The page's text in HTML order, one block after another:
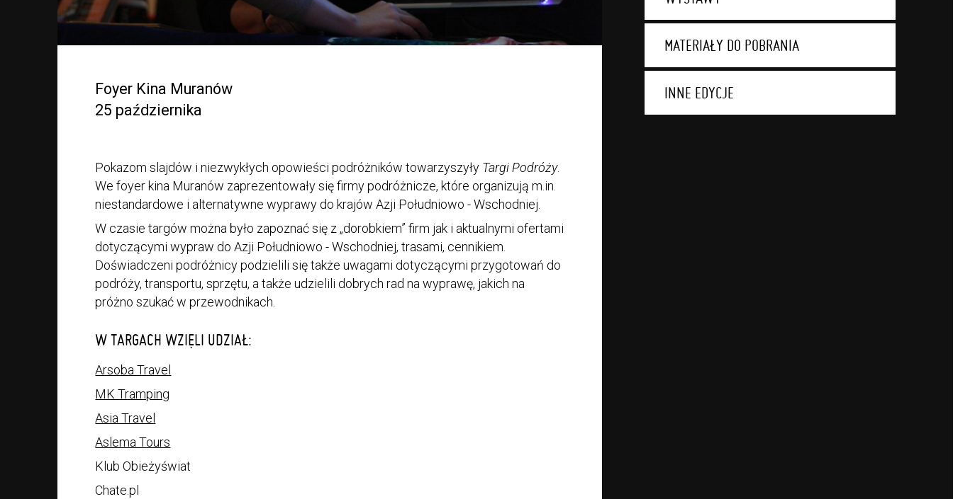
MATERIAŁY DO POBRANIA
INNE EDYCJE
Foyer Kina Muranów
25 października
Pokazom slajdów i niezwykłych opowieści podróżników towarzyszyły Targi Podróży.
We foyer kina Muranów zaprezentowały się firmy podróżnicze, które organizują m.in.
niestandardowe i alternatywne wyprawy do krajów Azji Południowo - Wschodniej.
W czasie targów można było zapoznać się z „dorobkiem” firm jak i aktualnymi ofertami
dotyczącymi wypraw do Azji Południowo - Wschodniej, trasami, cennikiem.
Doświadczeni podróżnicy podzielili się także uwagami dotyczącymi przygotowań do
podróży, transportu, sprzętu, a także udzielili dobrych rad na wyprawę, jakich na
próżno szukać w przewodnikach.
W TARGACH WZIĘLI UDZIAŁ:
Arsoba Travel
MK Tramping
Asia Travel
Aslema Tours
Klub Obieżyświat
Chate.pl